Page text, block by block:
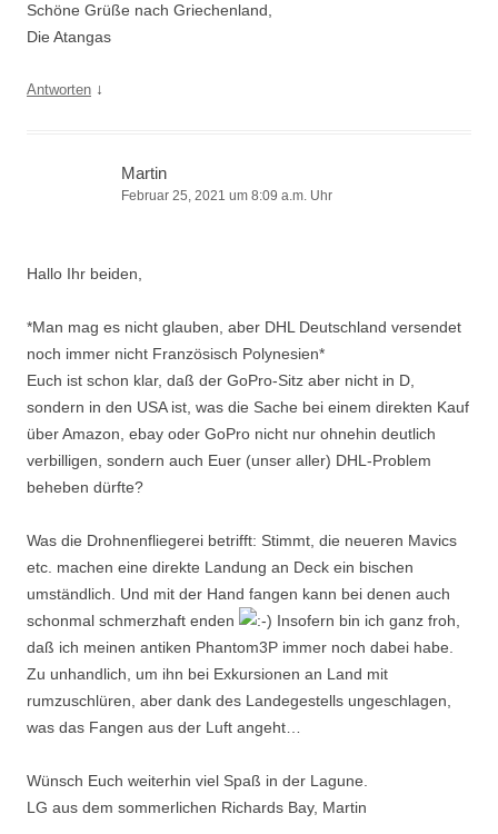
Schöne Grüße nach Griechenland,
Die Atangas
Antworten ↓
Martin
Februar 25, 2021 um 8:09 a.m. Uhr
Hallo Ihr beiden,
*Man mag es nicht glauben, aber DHL Deutschland versendet
noch immer nicht Französisch Polynesien*
Euch ist schon klar, daß der GoPro-Sitz aber nicht in D,
sondern in den USA ist, was die Sache bei einem direkten Kauf
über Amazon, ebay oder GoPro nicht nur ohnehin deutlich
verbilligen, sondern auch Euer (unser aller) DHL-Problem
beheben dürfte?
Was die Drohnenfliegerei betrifft: Stimmt, die neueren Mavics
etc. machen eine direkte Landung an Deck ein bischen
umständlich. Und mit der Hand fangen kann bei denen auch
schonmal schmerzhaft enden
Insofern bin ich ganz froh,
daß ich meinen antiken Phantom3P immer noch dabei habe.
Zu unhandlich, um ihn bei Exkursionen an Land mit
rumzuschlüren, aber dank des Landegestells ungeschlagen,
was das Fangen aus der Luft angeht…
Wünsch Euch weiterhin viel Spaß in der Lagune.
LG aus dem sommerlichen Richards Bay, Martin